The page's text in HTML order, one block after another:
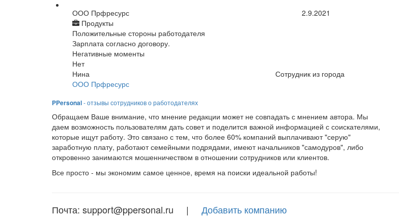
ООО Прфресурс
Продукты
2.9.2021
Положительные стороны работодателя
Зарплата согласно договору.
Негативные моменты
Нет
Нина
Сотрудник из города
ООО Прфресурс
PPersonal- отзывы сотрудников о работодателях
Обращаем Ваше внимание, что мнение редакции может не совпадать с мнением автора. Мы
даем возможность пользователям дать совет и поделится важной информацией с соискателями,
которые ищут работу. Это связано с тем, что более 60% компаний выплачивают "серую"
заработную плату, работают семейными подрядами, имеют начальников "самодуров", либо
откровенно занимаются мошенничеством в отношении сотрудников или клиентов.
Все просто - мы экономим самое ценное, время на поиски идеальной работы!
Почта: support@ppersonal.ru | Добавить компанию